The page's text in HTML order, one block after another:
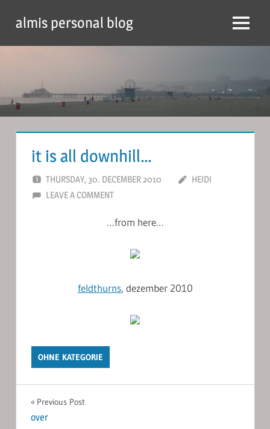
content
almis personal blog Menu
it is all downhill…
THURSDAY, 30. DECEMBER 2010
HEIDI
LEAVE A COMMENT
…from here…
feldthurns, dezember 2010
OHNE KATEGORIE
Post
Previous Post
over